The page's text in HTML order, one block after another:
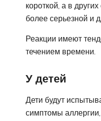
короткой, а в
более серьезной и
Реакции имеют
течением времени.
У детей
Дети будут
симптомы